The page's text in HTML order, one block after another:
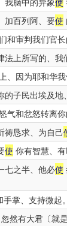
加百列阿、要使
和审判我们官
上所写的、
、因为耶和华
子民出埃及地、
气和忿怒转离
恳求、为自己
使 你有智慧、有
七之半、他必使
掌、支持微起。
然有大君〔就